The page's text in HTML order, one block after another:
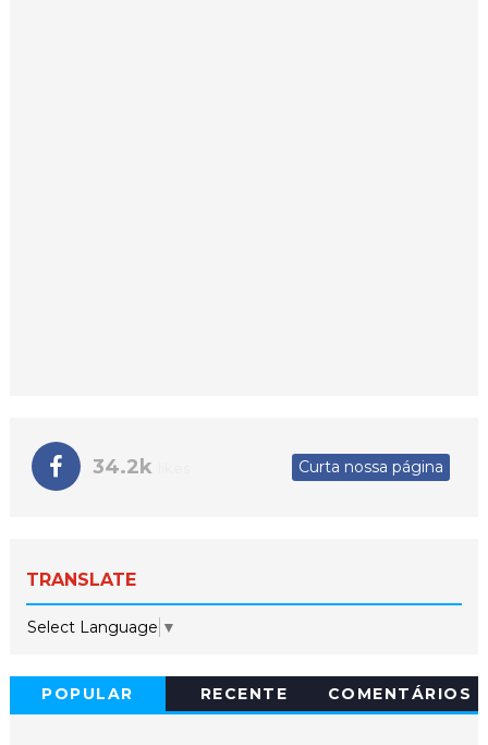
34.2k Curta nossa página
TRANSLATE
Select Language ▼
POPULAR RECENTE COMENTÁRIOS